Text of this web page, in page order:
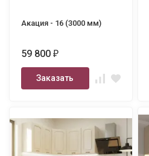
Акация - 16 (3000 мм)
59 800₽
Заказать